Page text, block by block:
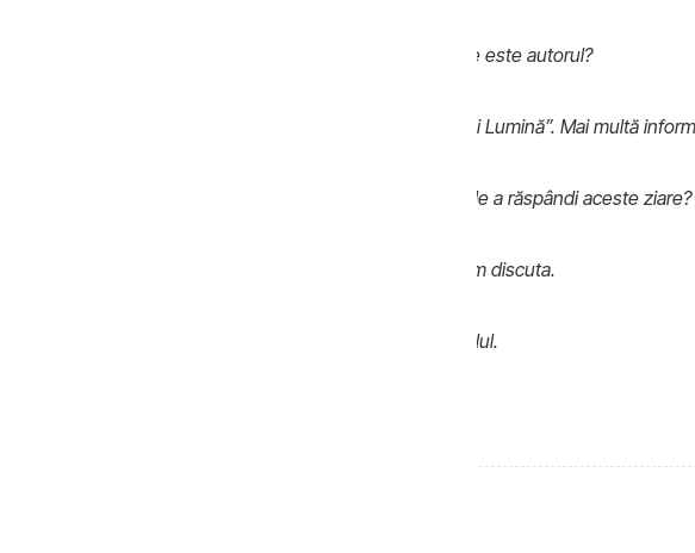
-Cel puțin, ne puteți spune cine este autorul?
-Autorul este „Sare și Lumină”. Mai multă
-Dar care este scopul bisericii de a răspândi aceste ziare?
-Ne vom întâlni și vom discuta.
-Noi astăzi vom publica materialul.